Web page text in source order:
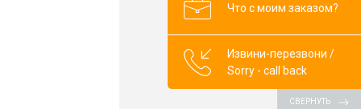
Что с моим заказом?
Извини-перезвони /
Sorry - call back
СВЕРНУТЬ